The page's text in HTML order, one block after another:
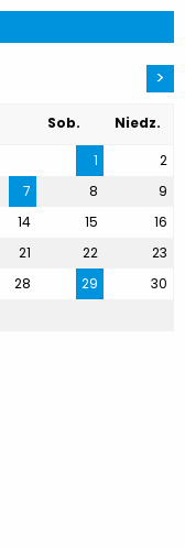
>
Sob.
Niedz.
1
2
7 8
9
14 15
16
21 22
23
28 29
30